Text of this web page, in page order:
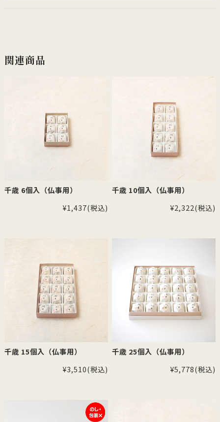
関連商品
千歳 6個入（仏事用）
¥1,437(税込)
千歳 10個入（仏事用）
¥2,322(税込)
千歳 15個入（仏事用）
¥3,510(税込)
千歳 25個入（仏事用）
¥5,778(税込)